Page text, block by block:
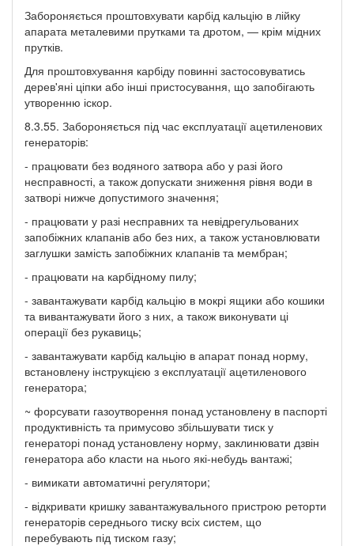
Забороняється проштовхувати карбід кальцію в лійку
апарата металевими прутками та дротом, — крім мідних
прутків.
Для проштовхування карбіду повинні застосовуватись
дерев'яні ціпки або інші пристосування, що запобігають
утворенню іскор.
8.3.55. Забороняється під час експлуатації ацетиленових
генераторів:
- працювати без водяного затвора або у разі його
несправності, а також допускати зниження рівня води в
затворі нижче допустимого значення;
- працювати у разі несправних та невідрегульованих
запобіжних клапанів або без них, а також установлювати
заглушки замість запобіжних клапанів та мембран;
- працювати на карбідному пилу;
- завантажувати карбід кальцію в мокрі ящики або кошики
та вивантажувати його з них, а також виконувати ці
операції без рукавиць;
- завантажувати карбід кальцію в апарат понад норму,
встановлену інструкцією з експлуатації ацетиленового
генератора;
~ форсувати газоутворення понад установлену в паспорті
продуктивність та примусово збільшувати тиск у
генераторі понад установлену норму, заклинювати дзвін
генератора або класти на нього які-небудь вантажі;
- вимикати автоматичні регулятори;
- відкривати кришку завантажувального пристрою реторти
генераторів середнього тиску всіх систем, що
перебувають під тиском газу;